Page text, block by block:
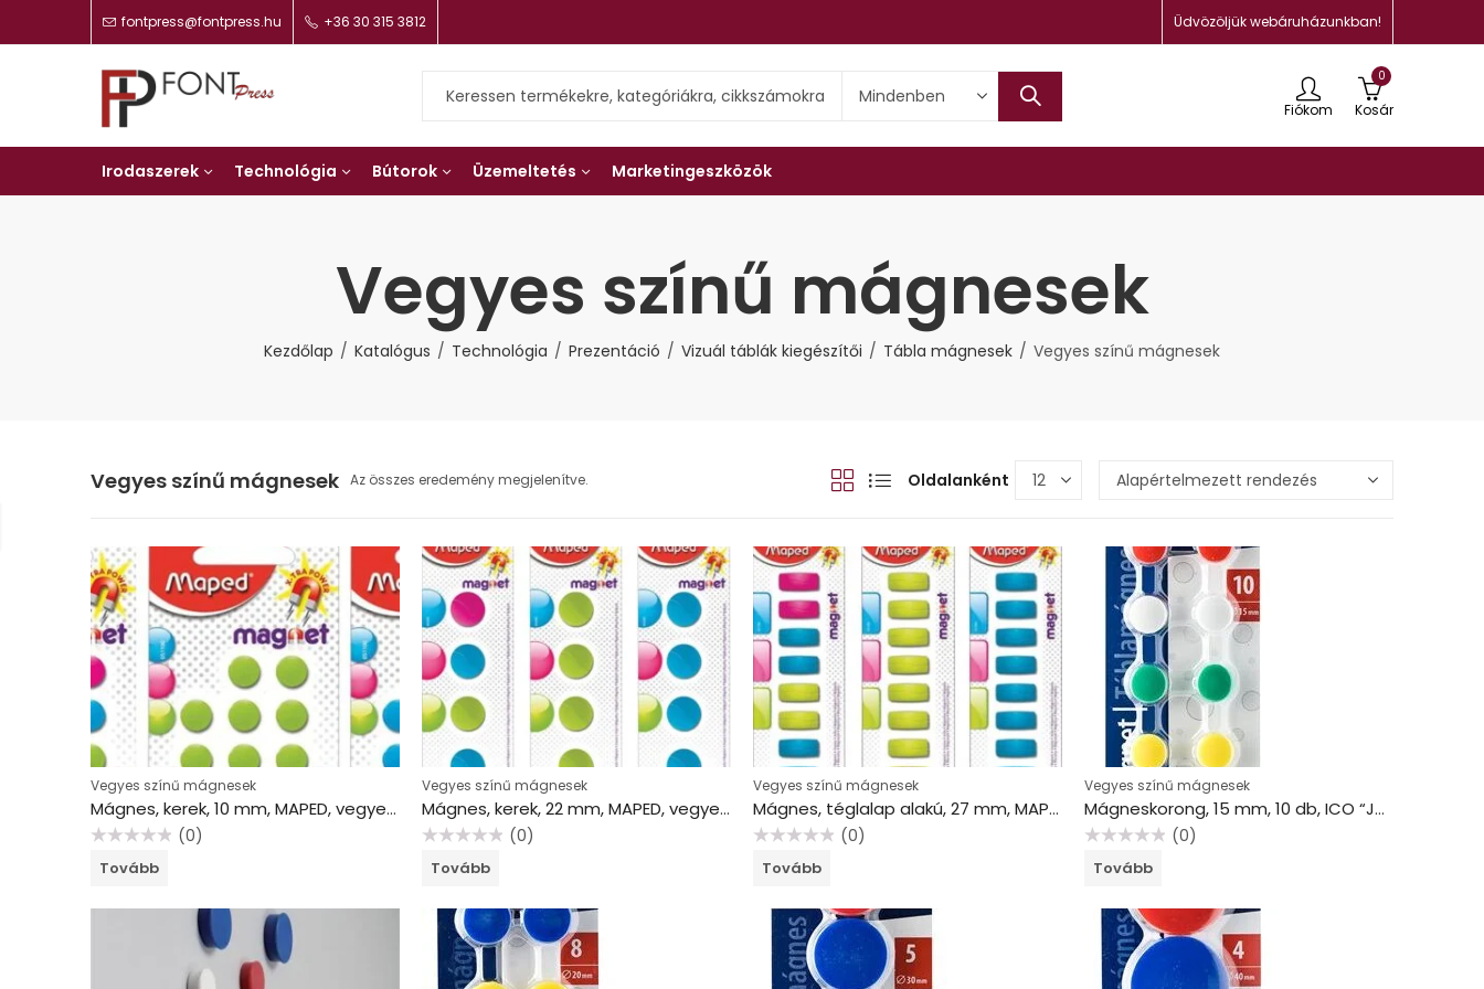
fontpress@fontpress.hu +36 30 315 3812 Üdvözöljük webáruházunkban!
Fiókom
0
Kosár
Irodaszerek Technológia Bútorok Üzemeltetés Marketingeszközök
Vegyes színű mágnesek
Kezdőlap Katalógus Technológia Prezentáció Vizuál táblák kiegészítői Tábla mágnesek Vegyes színű mágnesek
Vegyes színű mágnesek Az összes eredemény megjelenítve. Oldalanként
Vegyes színű mágnesek
Mágnes, kerek, 10 mm, MAPED, vegyes színek
(0)
Tovább
Vegyes színű mágnesek
Mágnes, kerek, 22 mm, MAPED, vegyes színek
(0)
Tovább
Vegyes színű mágnesek
Mágnes, téglalap alakú, 27 mm, MAPED, vegyes színek
(0)
Tovább
Vegyes színű mágnesek
Mágneskorong, 15 mm, 10 db, ICO “JY-15”, 5 szín
(0)
Tovább